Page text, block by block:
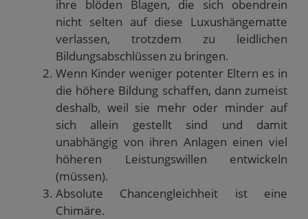
ihre blöden Blagen, die sich obendrein
nicht selten auf diese Luxushängematte
verlassen, trotzdem zu leidlichen
Bildungsabschlüssen zu bringen.
Wenn Kinder weniger potenter Eltern es in
die höhere Bildung schaffen, dann zumeist
deshalb, weil sie mehr oder minder auf
sich allein gestellt sind und damit
unabhängig von ihren Anlagen einen viel
höheren Leistungswillen entwickeln
(müssen).
Absolute Chancengleichheit ist eine
Chimäre.